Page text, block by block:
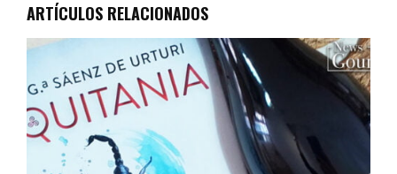
ARTÍCULOS RELACIONADOS